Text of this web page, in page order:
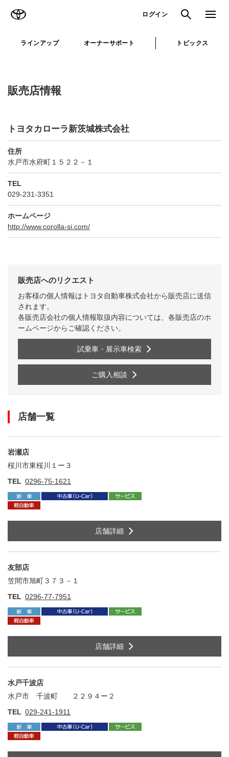
ログイン 検索 メニュ
ラインアップ オーナーサポート トピックス
販売店情報
トヨタカローラ新茨城株式会社
住所
水戸市水府町１５２２－１
TEL
029-231-3351
ホームページ
http://www.corolla-si.com/
販売店へのリクエスト
お客様の個人情報はトヨタ自動車株式会社から販売店に送信
されます。
各販売店会社の個人情報取扱内容については、各販売店のホ
ームページからご確認ください。
試乗車・展示車検索
ご購入相談
店舗一覧
岩瀬店
桜川市東桜川１ー３
TEL 0296-75-1621
店舗詳細
友部店
笠間市旭町３７３－１
TEL 0296-77-7951
店舗詳細
水戸千波店
水戸市 千波町 ２２９４ー２
TEL 029-241-1911